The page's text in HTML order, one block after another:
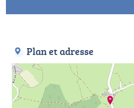
Plan et adresse